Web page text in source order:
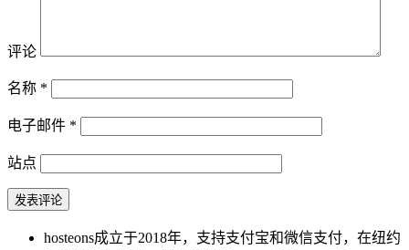
评论
名称 *
电子邮件 *
站点
hosteons成立于2018年，支持支付宝和微信支付，在纽约